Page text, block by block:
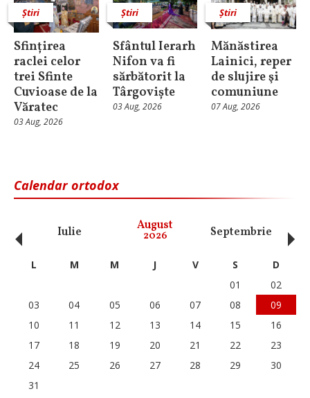
Știri
Sfințirea
raclei celor
trei Sfinte
Cuvioase de la
Văratec
03 Aug, 2026
Știri
Sfântul Ierarh
Nifon va fi
sărbătorit la
Târgoviște
03 Aug, 2026
Știri
Mănăstirea
Lainici, reper
de slujire şi
comuniune
07 Aug, 2026
Calendar ortodox
Iulie August
2026 Septembrie
‹ L M M J V S
D
01
02
03
04 05 06 07 08
09
10
11 12 13 14 15
16
17
18 19 20 21 22
23
24
25 26 27 28 29
30
31